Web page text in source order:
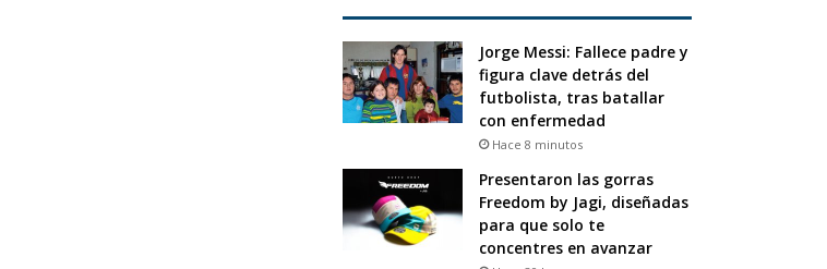
Jorge Messi: Fallece padre y
figura clave detrás del
futbolista, tras batallar
con enfermedad
Hace 8 minutos
Presentaron las gorras
Freedom by Jagi, diseñadas
para que solo te
concentres en avanzar